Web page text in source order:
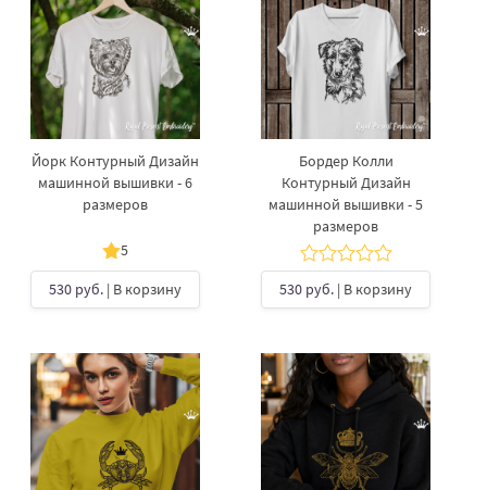
Йорк Контурный Дизайн
машинной вышивки - 6
размеров
5
530 руб. | В корзину
Бордер Колли
Контурный Дизайн
машинной вышивки - 5
размеров
530 руб. | В корзину